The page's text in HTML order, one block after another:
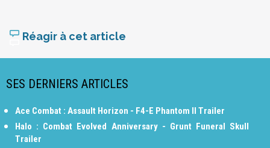
Réagir à cet article
SES DERNIERS ARTICLES
Ace Combat : Assault Horizon - F4-E Phantom II Trailer
Halo : Combat Evolved Anniversary - Grunt Funeral Skull
Trailer